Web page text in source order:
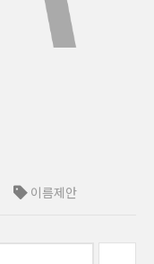
이름제안